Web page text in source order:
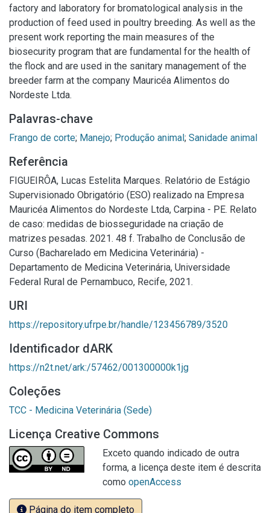
factory and laboratory for bromatological analysis in the
production of feed used in poultry breeding. As well as the
present work reporting the main measures of the
biosecurity program that are fundamental for the health of
the flock and are used in the sanitary management of the
breeder farm at the company Mauricéa Alimentos do
Nordeste Ltda.
Palavras-chave
Frango de corte; Manejo; Produção animal; Sanidade animal
Referência
FIGUEIRÔA, Lucas Estelita Marques. Relatório de Estágio
Supervisionado Obrigatório (ESO) realizado na Empresa
Mauricéa Alimentos do Nordeste Ltda, Carpina - PE. Relato
de caso: medidas de biosseguridade na criação de
matrizes pesadas. 2021. 48 f. Trabalho de Conclusão de
Curso (Bacharelado em Medicina Veterinária) -
Departamento de Medicina Veterinária, Universidade
Federal Rural de Pernambuco, Recife, 2021.
URI
https://repository.ufrpe.br/handle/123456789/3520
Identificador dARK
https://n2t.net/ark:/57462/001300000k1jg
Coleções
TCC - Medicina Veterinária (Sede)
Licença Creative Commons
Exceto quando indicado de outra
forma, a licença deste item é descrita
como openAccess
Página do item completo